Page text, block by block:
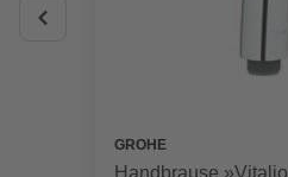
GROHE
Handbrause